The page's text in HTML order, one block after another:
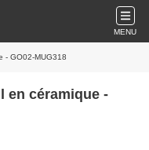
MENU
- GO02-MUG318
en céramique -